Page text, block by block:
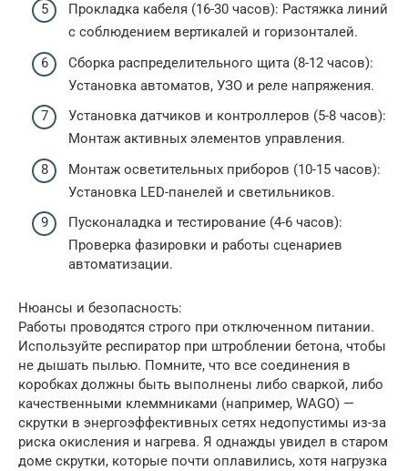
Прокладка кабеля (16-30 часов): Растяжка линий
с соблюдением вертикалей и горизонталей.
Сборка распределительного щита (8-12 часов):
Установка автоматов, УЗО и реле напряжения.
Установка датчиков и контроллеров (5-8 часов):
Монтаж активных элементов управления.
Монтаж осветительных приборов (10-15 часов):
Установка LED-панелей и светильников.
Пусконаладка и тестирование (4-6 часов):
Проверка фазировки и работы сценариев
автоматизации.
Нюансы и безопасность:
Работы проводятся строго при отключенном питании.
Используйте респиратор при штроблении бетона, чтобы
не дышать пылью. Помните, что все соединения в
коробках должны быть выполнены либо сваркой, либо
качественными клеммниками (например, WAGO) —
скрутки в энергоэффективных сетях недопустимы из-за
риска окисления и нагрева. Я однажды увидел в старом
доме скрутки, которые почти оплавились, хотя нагрузка